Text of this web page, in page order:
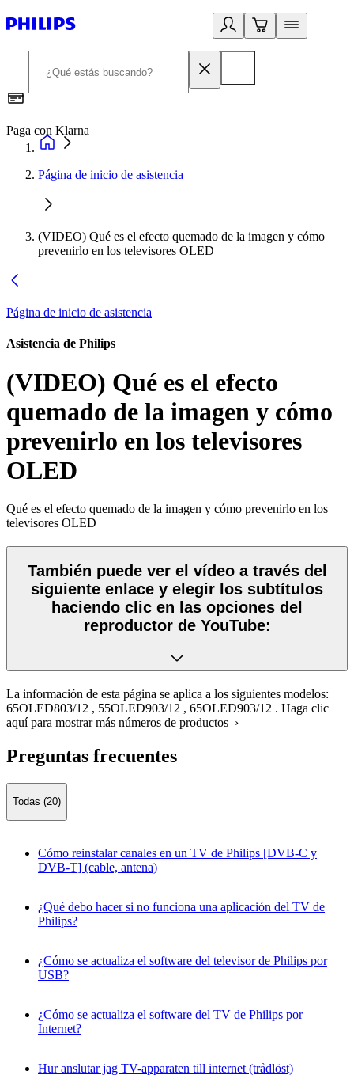
Paga con Klarna
Página de inicio de asistencia
(VIDEO) Qué es el efecto quemado de la imagen y cómo
prevenirlo en los televisores OLED
Página de inicio de asistencia
Asistencia de Philips
(VIDEO) Qué es el efecto
quemado de la imagen y cómo
prevenirlo en los televisores
OLED
Qué es el efecto quemado de la imagen y cómo prevenirlo en los
televisores OLED
También puede ver el vídeo a través del
siguiente enlace y elegir los subtítulos
haciendo clic en las opciones del
reproductor de YouTube:
La información de esta página se aplica a los siguientes modelos:
65OLED803/12 , 55OLED903/12 , 65OLED903/12 . Haga clic
aquí para mostrar más números de productos ›
Preguntas frecuentes
Todas (20)
Cómo reinstalar canales en un TV de Philips [DVB-C y
DVB-T] (cable, antena)
¿Qué debo hacer si no funciona una aplicación del TV de
Philips?
¿Cómo se actualiza el software del televisor de Philips por
USB?
¿Cómo se actualiza el software del TV de Philips por
Internet?
Hur anslutar jag TV-apparaten till internet (trådlöst)